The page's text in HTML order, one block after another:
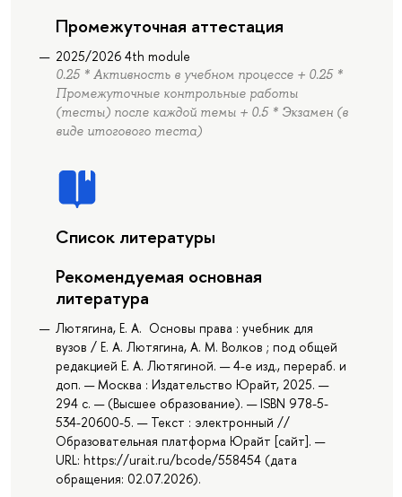
Промежуточная аттестация
2025/2026 4th module
0.25 * Активность в учебном процессе + 0.25 *
Промежуточные контрольные работы
(тесты) после каждой темы + 0.5 * Экзамен (в
виде итогового теста)
Список литературы
Рекомендуемая основная
литература
Лютягина, Е. А. Основы права : учебник для
вузов / Е. А. Лютягина, А. М. Волков ; под общей
редакцией Е. А. Лютягиной. — 4-е изд., перераб. и
доп. — Москва : Издательство Юрайт, 2025. —
294 с. — (Высшее образование). — ISBN 978-5-
534-20600-5. — Текст : электронный //
Образовательная платформа Юрайт [сайт]. —
URL: https://urait.ru/bcode/558454 (дата
обращения: 02.07.2026).